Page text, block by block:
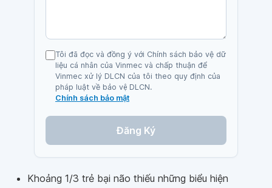
Tôi đã đọc và đồng ý với Chính sách bảo vệ dữ
liệu cá nhân của Vinmec và chấp thuận để
Vinmec xử lý DLCN của tôi theo quy định của
pháp luật về bảo vệ DLCN.
Chính sách bảo mật
Đăng Ký
Khoảng 1/3 trẻ bại não thiếu những biểu hiện